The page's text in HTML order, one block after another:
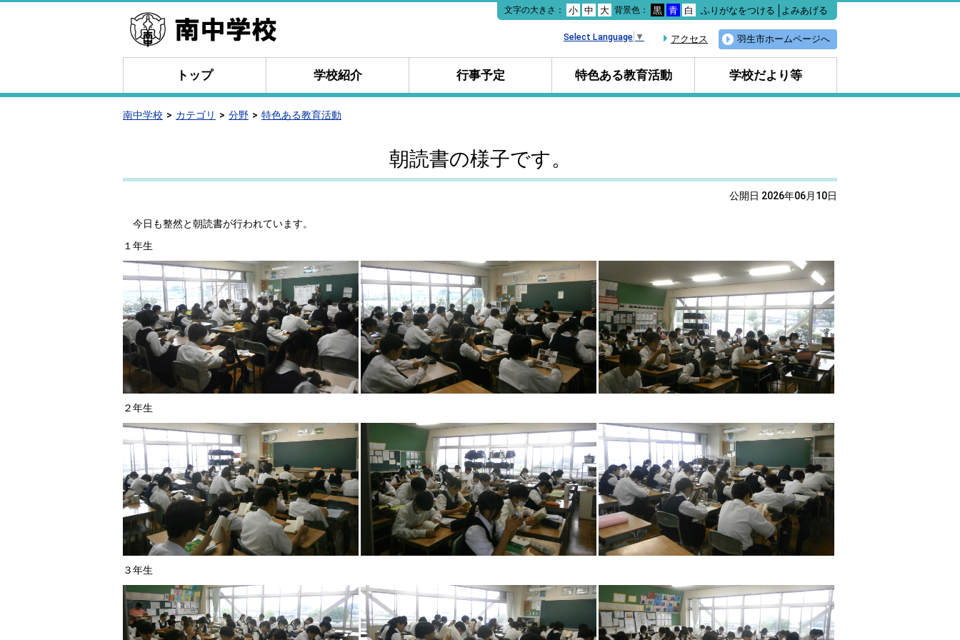
本
文
文字の大きさ： 小 中 大 背景色： 黒 青 白 ふりがなをつける よみあげる
羽生市ホームページへ
アクセス
Select Language ▼
トップ 学校紹介 行事予定 特色ある教育活動 学校だより等
南中学校 カテゴリ 分野 特色ある教育活動
朝読書の様子です。
公開日 2026年06月10日
今日も整然と朝読書が行われています。
１年生
２年生
３年生